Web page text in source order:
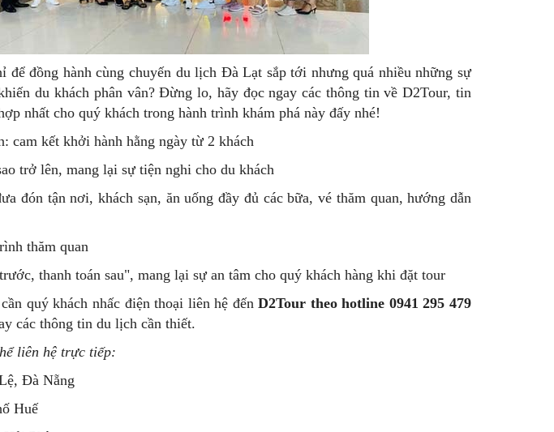
để đồng hành cùng chuyến du lịch Đà Lạt sắp tới nhưng quá nhiều những sự
du khách phân vân? Đừng lo, hãy đọc ngay các thông tin về D2Tour, tin
nhất cho quý khách trong hành trình khám phá này đấy nhé!
kết khởi hành hằng ngày từ 2 khách
trở lên, mang lại sự tiện nghi cho du khách
đón tận nơi, khách sạn, ăn uống đầy đủ các bữa, vé thăm quan, hướng dẫn
thăm quan
thanh toán sau", mang lại sự an tâm cho quý khách hàng khi đặt tour
quý khách nhấc điện thoại liên hệ đếnD2Tour theo hotline 0941 295 479
các thông tin du lịch cần thiết.
liên hệ trực tiếp:
Đà Nẵng
Huế